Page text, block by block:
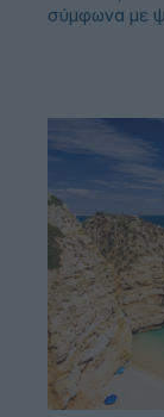
σύμφωνα με